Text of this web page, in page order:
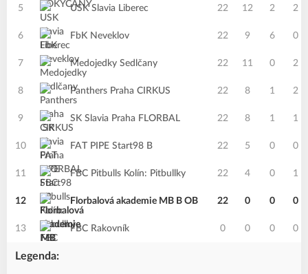
5 USK Slavia Liberec 22 12 2 2
6 FbK Neveklov 22 9 6 0
7 Medojedky Sedlčany 22 11 0 2
8 Panthers Praha CIRKUS 22 8 1 2
9 SK Slavia Praha FLORBAL 22 8 1 1
10 FAT PIPE Start98 B 22 5 0 0
11 FBC Pitbulls Kolín: Pitbullky 22 4 0 1
12 Florbalová akademie MB B OB 22 0 0 0
13 FBC Rakovník 0 0 0 0
Legenda: